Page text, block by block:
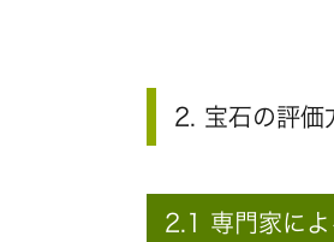
2. 宝石の評価
2.1 専門家によ